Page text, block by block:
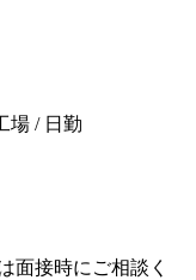
場 / 日勤
面接時にご相談く